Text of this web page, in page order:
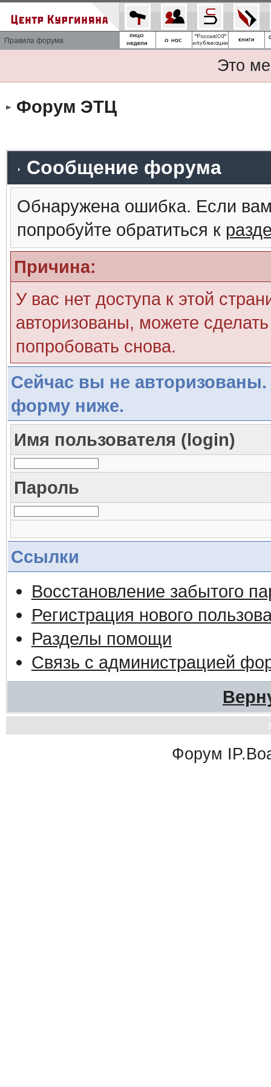
Правила форума
Это
Форум ЭТЦ
Сообщение форума
Обнаружена ошибка. Если
попробуйте обратиться к
Причина:
У вас нет доступа к этой
авторизованы, можете
попробовать снова.
Сейчас вы не авторизованы.
форму ниже.
Имя пользователя (login)
Пароль
Ссылки
Восстановление забытого
Регистрация нового
Разделы помощи
Связь с администрацией
Форум